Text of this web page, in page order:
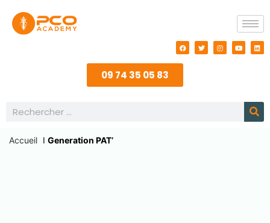
09 74 35 05 83
Accueil I Generation PAT’